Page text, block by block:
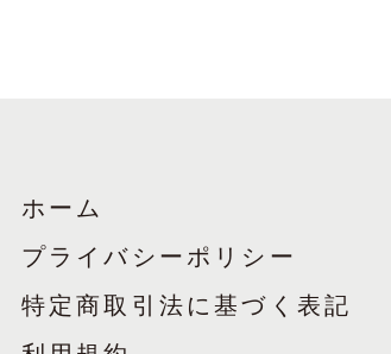
ホーム
プライバシーポリシー
特定商取引法に基づく表記